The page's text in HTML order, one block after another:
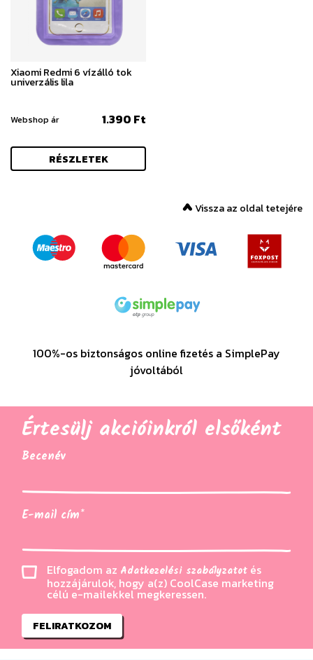
Xiaomi Redmi 6 vízálló tok
univerzális lila
Webshop ár 1.390 Ft
RÉSZLETEK
Vissza az oldal tetejére
100%-os biztonságos online fizetés a SimplePay
jóvoltából
Értesülj akcióinkról elsőként
Becenév
E-mail cím*
Elfogadom az Adatkezelési szabályzatot és
hozzájárulok, hogy a(z) CoolCase marketing
célú e-mailekkel megkeressen.
FELIRATKOZOM